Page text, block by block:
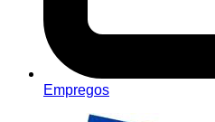
Empregos